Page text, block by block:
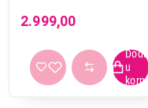
2.999,00